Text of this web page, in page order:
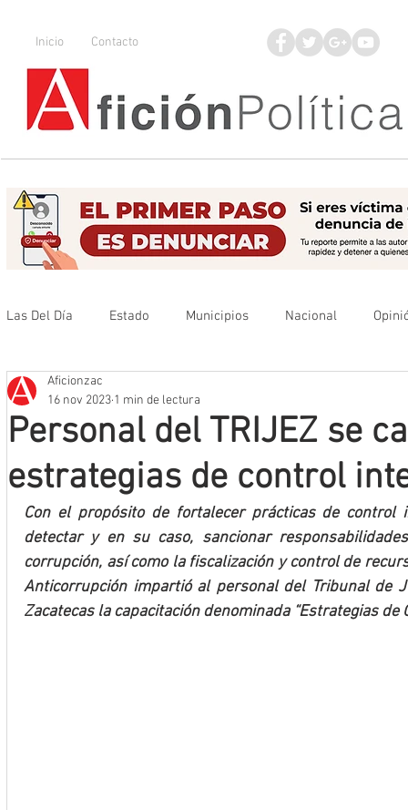
Inicio Contacto
Las Del Día Estado Municipios Nacional
Que no se olvide
Mineros LNBP
Personal del TRIJEZ se
estrategias de control
Aficionzac
16 nov 2023 1 min de lectura
Con el propósito de fortalecer prácticas de control
detectar y en su caso, sancionar
corrupción, así como la fiscalización y control de
Anticorrupción impartió al personal del Tribunal de
Zacatecas la capacitación denominada “Estrategias de